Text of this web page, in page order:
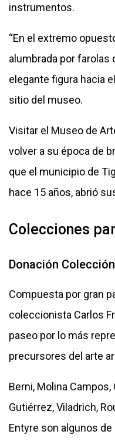
instrumentos.
“En el extremo
alumbrada por
elegante figura hacia
sitio del museo.
Visitar el Museo de
volver a su época de
que el municipio de
hace 15 años, abrió
Colecciones
Donación
Compuesta por gran
coleccionista Carlos
paseo por lo más
precursores del arte
Berni, Molina
Gutiérrez, Viladrich,
Entyre son algunos